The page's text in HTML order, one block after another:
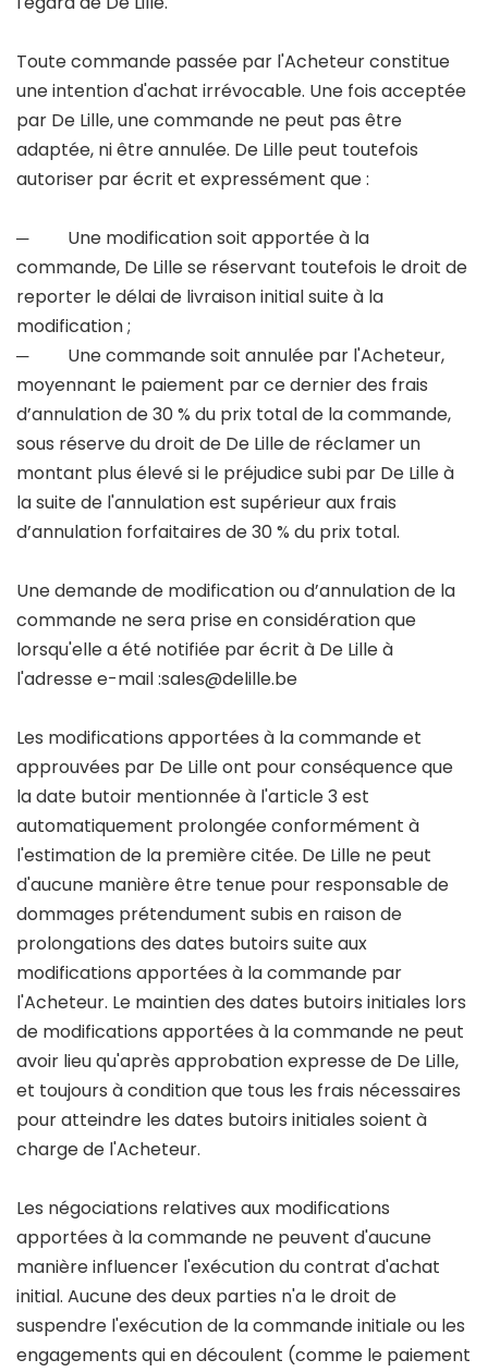
Toute commande passée par l'Acheteur constitue
une intention d'achat irrévocable. Une fois acceptée
par De Lille, une commande ne peut pas être
adaptée, ni être annulée. De Lille peut toutefois
autoriser par écrit et expressément que :
─ Une modification soit apportée à la
commande, De Lille se réservant toutefois le droit de
reporter le délai de livraison initial suite à la
modification ;
─ Une commande soit annulée par l'Acheteur,
moyennant le paiement par ce dernier des frais
d’annulation de 30 % du prix total de la commande,
sous réserve du droit de De Lille de réclamer un
montant plus élevé si le préjudice subi par De Lille à
la suite de l'annulation est supérieur aux frais
d’annulation forfaitaires de 30 % du prix total.
Une demande de modification ou d’annulation de la
commande ne sera prise en considération que
lorsqu'elle a été notifiée par écrit à De Lille à
l'adresse e-mail :sales@delille.be
Les modifications apportées à la commande et
approuvées par De Lille ont pour conséquence que
la date butoir mentionnée à l'article 3 est
automatiquement prolongée conformément à
l'estimation de la première citée. De Lille ne peut
d'aucune manière être tenue pour responsable de
dommages prétendument subis en raison de
prolongations des dates butoirs suite aux
modifications apportées à la commande par
l'Acheteur. Le maintien des dates butoirs initiales lors
de modifications apportées à la commande ne peut
avoir lieu qu'après approbation expresse de De Lille,
et toujours à condition que tous les frais nécessaires
pour atteindre les dates butoirs initiales soient à
charge de l'Acheteur.
Les négociations relatives aux modifications
apportées à la commande ne peuvent d'aucune
manière influencer l'exécution du contrat d'achat
initial. Aucune des deux parties n'a le droit de
suspendre l'exécution de la commande initiale ou les
engagements qui en découlent (comme le paiement